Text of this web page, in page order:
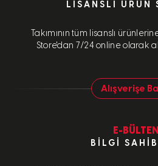
LISANSLI ÜRÜN
Takımının tüm lisanslı
Store'dan 7/24 online olarak
Alışverişe
E-BÜLTEN
BILGI